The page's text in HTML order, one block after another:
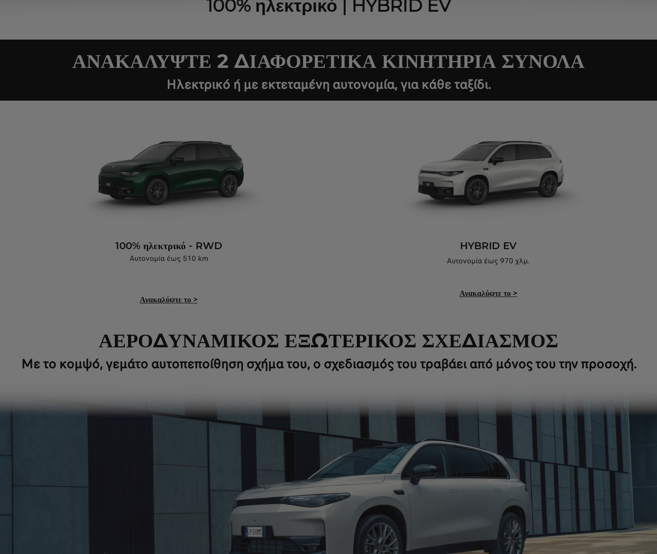
100% ηλεκτρικό | HYBRID EV
ΑΝΑΚΑΛΥΨΤΕ 2 ΔΙΑΦΟΡΕΤΙΚΑ ΚΙΝΗΤΗΡΙΑ ΣΥΝΟΛΑ
Ηλεκτρικό ή με εκτεταμένη αυτονομία, για κάθε ταξίδι.
100% ηλεκτρικό - RWD
Αυτονομία έως 510 km
Ανακαλύψτε το >
HYBRID EV
Αυτονομία έως 970 χλμ.
Ανακαλύψτε το >
ΑΕΡΟΔΥΝΑΜΙΚΟΣ ΕΞΩΤΕΡΙΚΟΣ ΣΧΕΔΙΑΣΜΟΣ
Με το κομψό, γεμάτο αυτοπεποίθηση σχήμα του, ο σχεδιασμός του τραβάει από μόνος του την προσοχή.